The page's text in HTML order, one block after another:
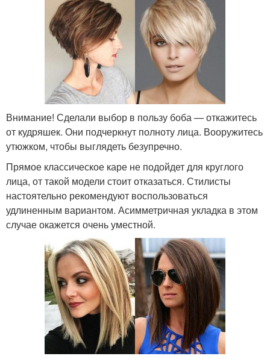
Внимание! Сделали выбор в пользу боба — откажитесь
от кудряшек. Они подчеркнут полноту лица. Вооружитесь
утюжком, чтобы выглядеть безупречно.
Прямое классическое каре не подойдет для круглого
лица, от такой модели стоит отказаться. Стилисты
настоятельно рекомендуют воспользоваться
удлиненным вариантом. Асимметричная укладка в этом
случае окажется очень уместной.